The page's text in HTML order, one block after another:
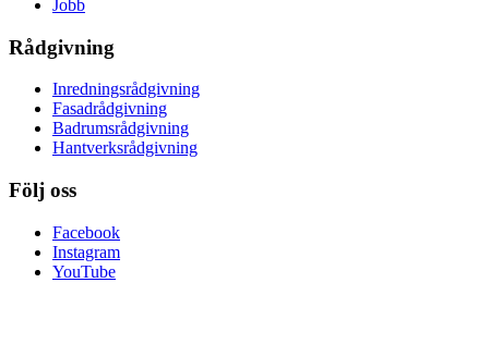
Jobb
Rådgivning
Inredningsrådgivning
Fasadrådgivning
Badrumsrådgivning
Hantverksrådgivning
Följ oss
Facebook
Instagram
YouTube